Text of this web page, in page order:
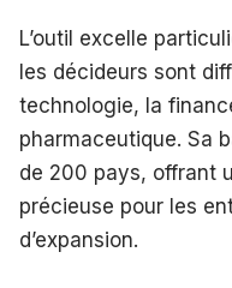
L’outil excelle
les décideurs sont
technologie, la
pharmaceutique. Sa
de 200 pays, offrant
précieuse pour les
d’expansion.